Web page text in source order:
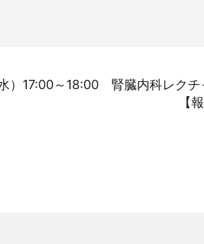
）17:00～18:00 腎臓内科レク
【